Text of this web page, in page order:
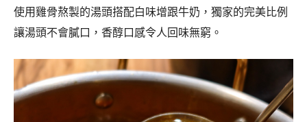
使用雞骨熬製的湯頭搭配白味增跟牛奶，獨家的完美比例
讓湯頭不會膩口，香醇口感令人回味無窮。